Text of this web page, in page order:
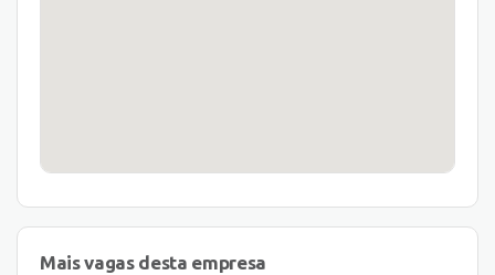
Mais vagas desta empresa